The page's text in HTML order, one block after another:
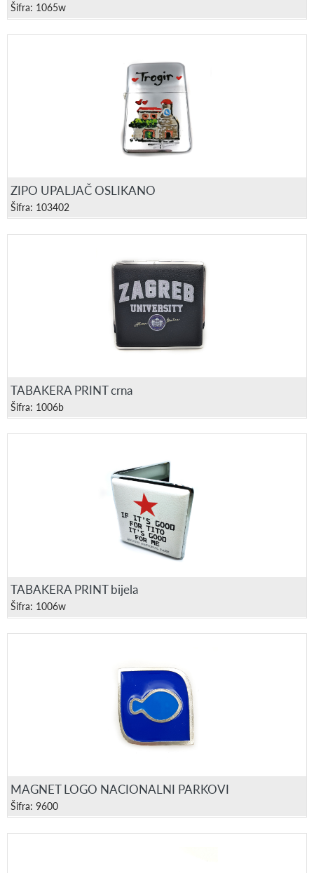
Šifra: 1065w
ZIPO UPALJAČ OSLIKANO
Šifra: 103402
TABAKERA PRINT crna
Šifra: 1006b
TABAKERA PRINT bijela
Šifra: 1006w
MAGNET LOGO NACIONALNI PARKOVI
Šifra: 9600